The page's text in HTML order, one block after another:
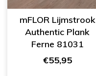
mFLOR Lijmstrook
Authentic Plank
Ferne 81031
€55,95